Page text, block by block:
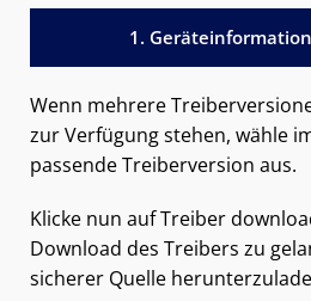
1.
Wenn mehrere
zur Verfügung stehen, wähle
passende Treiberversion aus.
Klicke nun auf Treiber
Download des Treibers zu
sicherer Quelle